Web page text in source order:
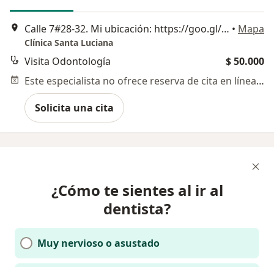
Calle 7#28-32. Mi ubicación: https://goo.gl/maps/FuRmWJCqarXXfEbcA, Cali • Mapa
Clínica Santa Luciana
Visita Odontología
$ 50.000
Este especialista no ofrece reserva de cita en línea en esta dirección.
Solicita una cita
¿Cómo te sientes al ir al
dentista?
Muy nervioso o asustado